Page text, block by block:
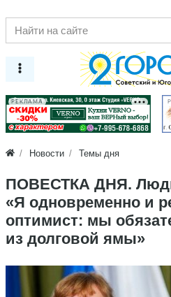
РЕКЛАМА
Новости Темы дня
ПОВЕСТКА ДНЯ.
«Я одновременно и
оптимист: мы
из долговой ямы»